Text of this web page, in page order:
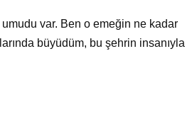
var. Ben o emeğin ne kadar
büyüdüm, bu şehrin insanıyla